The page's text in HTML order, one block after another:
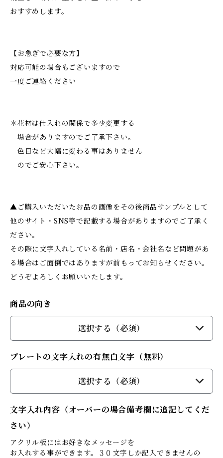
おすすめします。
【お急ぎで必要な方】
対応可能の場合もございますので
一度ご連絡ください
＊花材は仕入れの関係で多少変更する
場合がありますのでご了承下さい。
色目など大幅に変わる事はありません
のでご安心下さい。
▲ご購入いただいたお品の画像をその後商品サンプルとして
他のサイト・SNS等で記載する場合がありますのでご了承く
ださい。
その際に文字入れしている名前・店名・会社名など問題があ
る場合はご面倒ではありますが前もってお知らせください。
どうぞよろしくお願いいたします。
商品の向き
選択する（必須）
プレートの文字入れの有無白文字（無料）
選択する（必須）
文字入れ内容（オーバーの場合備考欄に追記してくだ
さい）
アクリル板にはお好きなメッセージを
お入れする事ができます。３０文字しか記入できませんの